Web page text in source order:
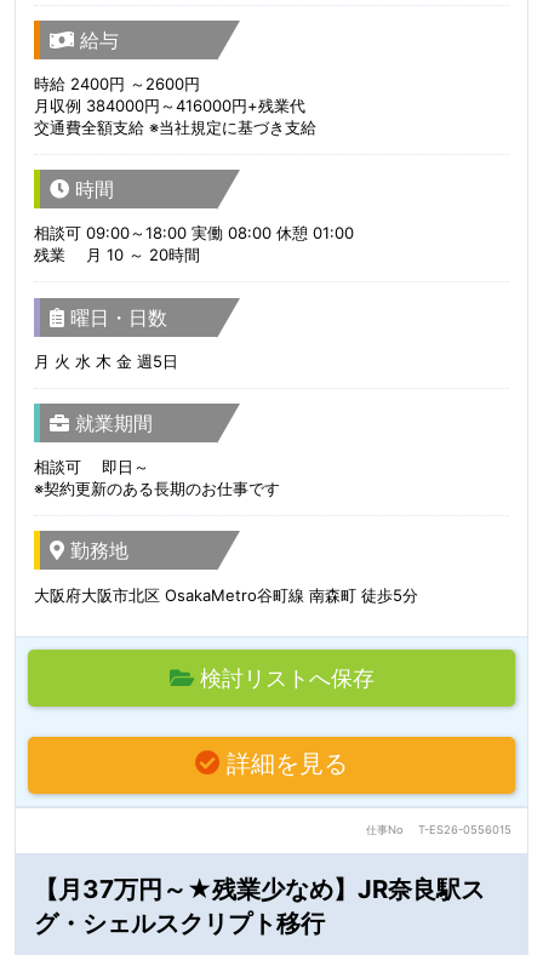
給与
時給 2400円 ～2600円
月収例 384000円～416000円+残業代
交通費全額支給 ※当社規定に基づき支給
時間
相談可 09:00～18:00 実働 08:00 休憩 01:00
残業 月 10 ～ 20時間
曜日・日数
月 火 水 木 金 週5日
就業期間
相談可 即日～
※契約更新のある長期のお仕事です
勤務地
大阪府大阪市北区 OsakaMetro谷町線 南森町 徒歩5分
検討リストへ保存
詳細を見る
仕事No T-ES26-0556015
【月37万円～★残業少なめ】JR奈良駅ス
グ・シェルスクリプト移行